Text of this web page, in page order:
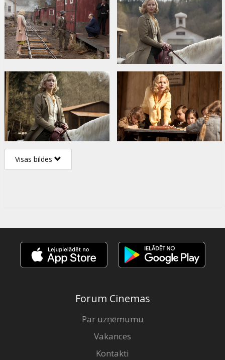
Visas bildes
Forum Cinemas
Par uzņēmumu
Vakances
Kontakti